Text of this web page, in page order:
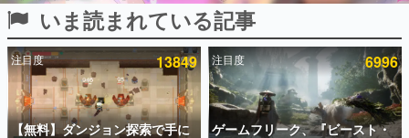
殿堂入り記事
SNS拡散数が数千以上！ ページビュー数万以上！ などな
ど。多くの人々に読まれた、電ファミ渾身の“殿堂入り”記
事をまとめました。
ゲームの企画書
名作ゲームクリエイターの方々に製作時のエピソードをお
聞きし、ヒットする企画（ゲーム）とは何か？を探ってい
いま読まれている記事
注目度 13849
【無料】ダンジョン探索で手に
注目度 6996
ゲームフリーク、『ビースト・